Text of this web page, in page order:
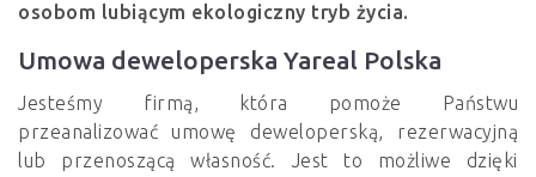
osobom lubiącym ekologiczny tryb życia.
Umowa deweloperska Yareal Polska
Jesteśmy firmą, która pomoże Państwu
przeanalizować umowę deweloperską, rezerwacyjną
lub przenoszącą własność. Jest to możliwe dzięki